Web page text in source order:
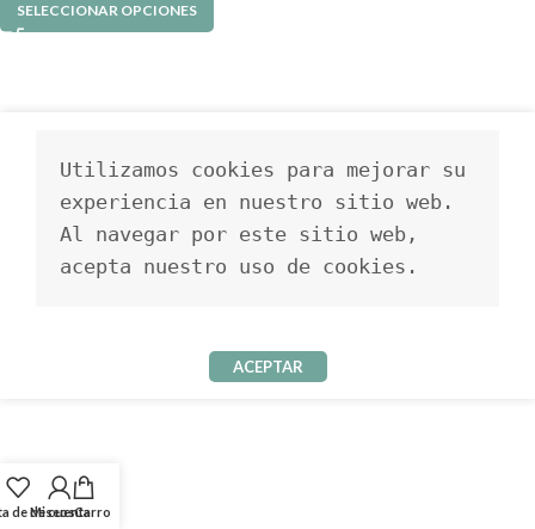
SELECCIONAR OPCIONES
de deseos
Mi cuentaCarro
Utilizamos cookies para mejorar su
experiencia en nuestro sitio web.
Al navegar por este sitio web,
acepta nuestro uso de cookies.
ACEPTAR